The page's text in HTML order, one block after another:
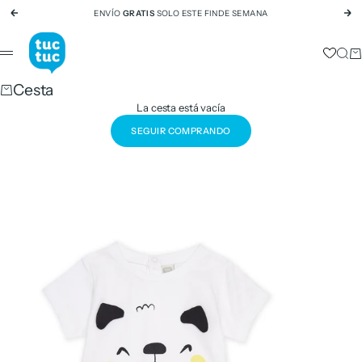
Ir al contenido
Anterior ENVÍO GRATIS SOLO ESTE FINDE SEMANA
tuc tuc
Menú
Cesta
La cesta está vacía
SEGUIR COMPRANDO